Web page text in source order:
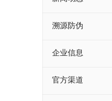
溯源防伪
企业信息
官方渠道